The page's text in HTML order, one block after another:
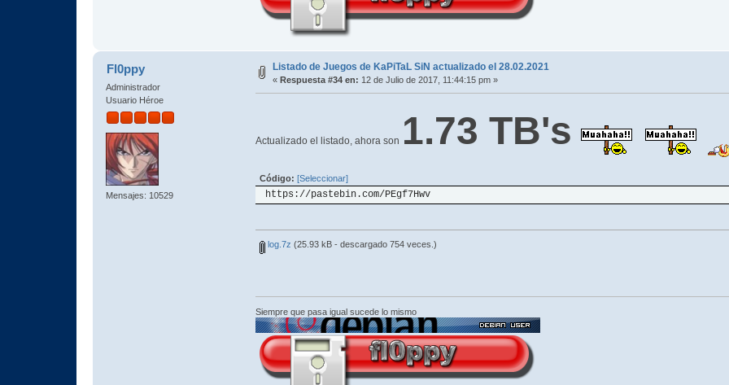
Fl0ppy
Administrador
Usuario Héroe
Mensajes: 10529
Listado de Juegos de KaPiTaL SiN actualizado el 28.02.2021
«Respuesta #34 en: 12 de Julio de 2017, 11:44:15 pm »
Actualizado el listado, ahora son 1.73 TB's
Código: [Seleccionar]
https://pastebin.com/PEgf7Hwv
log.7z (25.93 kB - descargado 754 veces.)
Siempre que pasa igual sucede lo mismo